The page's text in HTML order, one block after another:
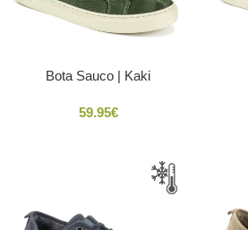
Bota Sauco | Kaki
59.95€